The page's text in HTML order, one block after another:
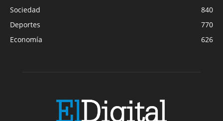
Sociedad
840
Deportes
770
Economía
626